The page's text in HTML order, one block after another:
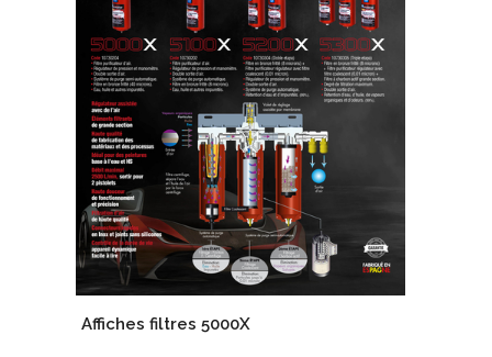
Affiches filtres 5000X